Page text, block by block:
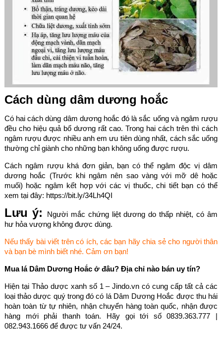
Cách dùng dâm dương hoắc
Có hai cách dùng dâm dương hoắc đó là sắc uống và ngâm rượu
đều cho hiệu quả bổ dương rất cao. Trong hai cách trên thì cách
ngâm rượu được nhiều anh em ưu tiên dùng nhất, cách sắc uống
thường chỉ giành cho những bạn không uống được rượu.
Cách ngâm rượu khá đơn giản, bạn có thể ngâm độc vị dâm
dương hoắc (Trước khi ngâm nên sao vàng với mỡ dê hoặc
muối) hoặc ngâm kết hợp với các vị thuốc, chi tiết bạn có thể
xem tại đây: https://bit.ly/34Lh4QI
Lưu ý:
Người mắc chứng liệt dương do thấp nhiệt, có âm
hư hỏa vượng không được dùng.
Nếu thấy bài viết trên có ích, các bạn hãy chia sẻ cho người thân
và bạn bè mình biết nhé. Cảm ơn bạn!
Mua lá Dâm Dương Hoắc ở đâu? Địa chỉ nào bán uy tín?
Hiện tại Thảo dược xanh số 1 – Jindo.vn có cung cấp tất cả các
loại thảo dược quý trong đó có lá Dâm Dương Hoắc được thu hái
hoàn toàn từ tự nhiên, nhận chuyển hàng toàn quốc, nhận được
hàng mới phải thanh toán. Hãy gọi tới số 0839.363.777 |
082.943.1666 để được tư vấn 24/24.